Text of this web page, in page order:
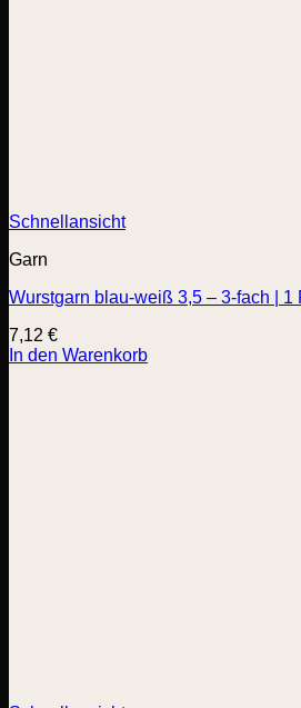
Schnellansicht
Garn
Wurstgarn blau-weiß 3,5 – 3-fach | 1
7,12 €
In den Warenkorb